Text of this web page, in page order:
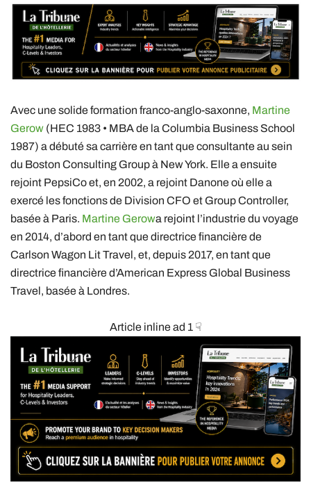
Avec une solide formation franco-anglo-saxonne, Martine
Gerow (HEC 1983 • MBA de la Columbia Business School
1987) a débuté sa carrière en tant que consultante au sein
du Boston Consulting Group à New York. Elle a ensuite
rejoint PepsiCo et, en 2002, a rejoint Danone où elle a
exercé les fonctions de Division CFO et Group Controller,
basée à Paris. Martine Gerowa rejoint l’industrie du voyage
en 2014, d’abord en tant que directrice financière de
Carlson Wagon Lit Travel, et, depuis 2017, en tant que
directrice financière d’American Express Global Business
Travel, basée à Londres.
Article inline ad 1 ☟